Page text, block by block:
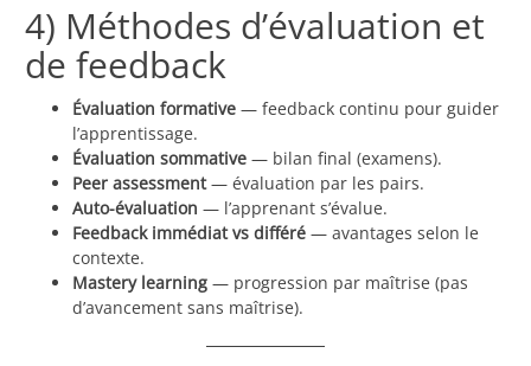
4) Méthodes d’évaluation et
de feedback
Évaluation formative — feedback continu pour guider
l’apprentissage.
Évaluation sommative — bilan final (examens).
Peer assessment— évaluation par les pairs.
Auto-évaluation — l’apprenant s’évalue.
Feedback immédiat vs différé — avantages selon le
contexte.
Mastery learning — progression par maîtrise (pas
d’avancement sans maîtrise).